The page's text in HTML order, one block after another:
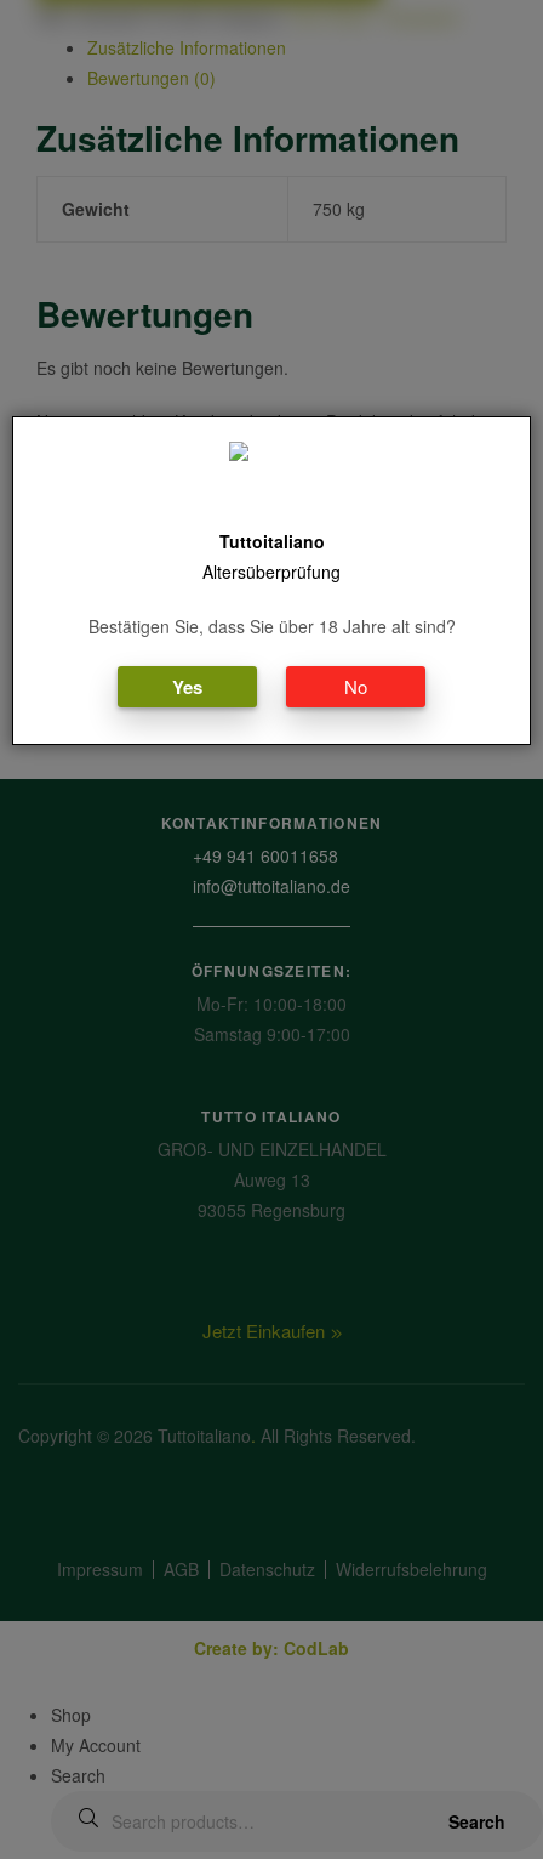
Tuttoitaliano
Altersüberprüfung
Bestätigen Sie, dass Sie über 18 Jahre alt sind?
Yes No
SKU:8033267731259 Category:Vino Rose - Rosewein
Zusätzliche Informationen
Bewertungen (0)
Zusätzliche Informationen
Gewicht 750 kg
Bewertungen
Es gibt noch keine Bewertungen.
Nur angemeldete Kunden, die dieses Produkt gekauft haben,
dürfen eine Bewertung abgeben.
Um dieses Produkt zu sehen, müssen Sie die
Kategorie Alkohol eingeben und Ihr Alter bestätigen
Um dieses Produkt zu sehen, müssen Sie die
Kategorie Alkohol eingeben und Ihr Alter bestätigen
KONTAKTINFORMATIONEN
+49 941 60011658
info@tuttoitaliano.de
ÖFFNUNGSZEITEN:
Mo-Fr: 10:00-18:00
Samstag 9:00-17:00
TUTTO ITALIANO
GROß- UND EINZELHANDEL
Auweg 13
93055 Regensburg
Jetzt Einkaufen
Copyright © 2026 Tuttoitaliano. All Rights Reserved.
Impressum AGB Datenschutz Widerrufsbelehrung
Create by: CodLab
Shop
My Account
Search
Search